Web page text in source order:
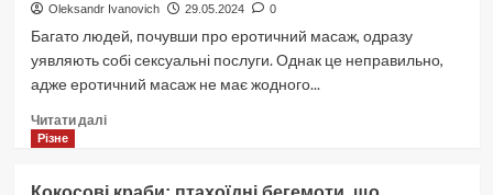
догляд
та
харчування
Oleksandr Ivanovich 29.05.2024 0
Багато людей, почувши про еротичний масаж, одразу
уявляють собі сексуальні послуги. Однак це неправильно,
адже еротичний масаж не має жодного...
Читати даліДокладніше
Різне